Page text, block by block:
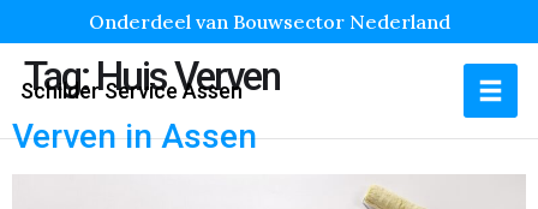
Onderdeel van Bouwsector Nederland
Schilder Service Assen
Tag:Huis Verven
Verven in Assen